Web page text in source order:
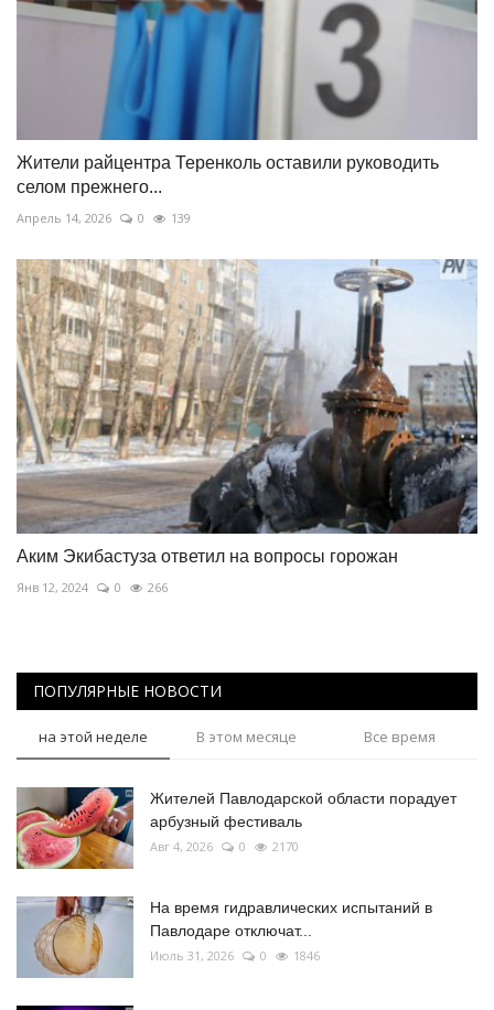
Жители райцентра Теренколь оставили руководить
селом прежнего...
Апрель 14, 2026 0 139
Аким Экибастуза ответил на вопросы горожан
Янв 12, 2024 0 266
ПОПУЛЯРНЫЕ НОВОСТИ
на этой неделе В этом месяце Все время
Жителей Павлодарской области порадует
арбузный фестиваль
Авг 4, 2026 0 2170
На время гидравлических испытаний в
Павлодаре отключат...
Июль 31, 2026 0 1846